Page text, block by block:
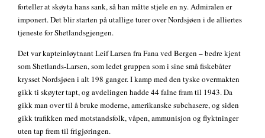
forteller at skøyta hans sank, så han måtte stjele en ny. Admiralen er
imponert. Det blir starten på utallige turer over Nordsjøen i de alliertes
tjeneste for Shetlandsgjengen.
Det var kapteinløytnant Leif Larsen fra Fana ved Bergen – bedre kjent
som Shetlands-Larsen, som ledet gruppen som i sine små fiskebåter
krysset Nordsjøen i alt 198 ganger. I kamp med den tyske overmakten
gikk ti skøyter tapt, og avdelingen hadde 44 falne fram til 1943. Da
gikk man over til å bruke moderne, amerikanske subchasere, og siden
gikk trafikken med motstandsfolk, våpen, ammunisjon og flyktninger
uten tap frem til frigjøringen.